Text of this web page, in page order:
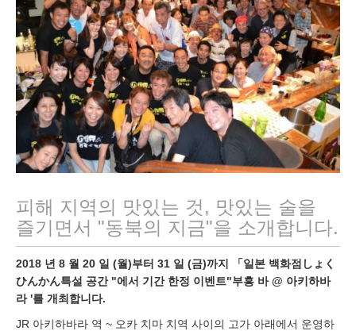
0
1
피해 지역의 맛있는 것, 맛있는 술을
즐기면서 "동북의 지금"을 소개합니다.
2018 년 8 월 20 일 (월)부터 31 일 (금)까지 「일본 백화점しょく
ひんかん특설 공간 "에서 기간 한정 이벤트"부흥 바 @ 아키하바
라 '를 개최합니다.
JR 아키하바라 역 ~ 오카 치마 치역 사이의 고가 아래에서 운영하